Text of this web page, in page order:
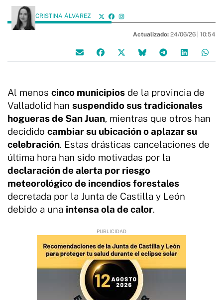
CRISTINA ÁLVAREZ
Actualizado: 24/06/26 | 10:54
Al menos cinco municipios de la provincia de
Valladolid han suspendido sus tradicionales
hogueras de San Juan, mientras que otros han
decidido cambiar su ubicación o aplazar su
celebración. Estas drásticas cancelaciones de
última hora han sido motivadas por la
declaración de alerta por riesgo
meteorológico de incendios forestales
decretada por la Junta de Castilla y León
debido a una intensa ola de calor.